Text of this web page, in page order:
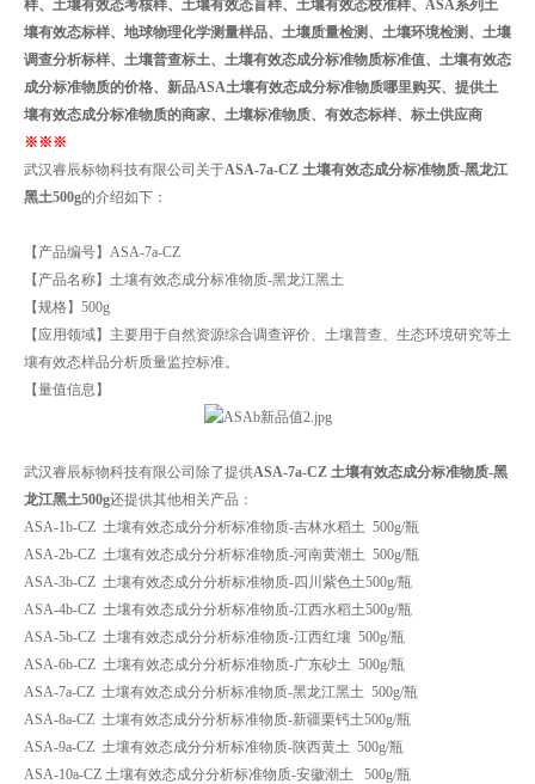
样、土壤有效态考核样、土壤有效态盲样、土壤有效态校准样、ASA系列土
壤有效态标样、地球物理化学测量样品、土壤质量检测、土壤环境检测、土壤
调查分析标样、土壤普查标土、土壤有效态成分标准物质标准值、土壤有效态
成分标准物质的价格、新品ASA土壤有效态成分标准物质哪里购买、提供土
壤有效态成分标准物质的商家、土壤标准物质、有效态标样、标土供应商
※※※
武汉睿辰标物科技有限公司关于ASA-7a-CZ 土壤有效态成分标准物质-黑龙江
黑土500g的介绍如下：
【产品编号】ASA-7a-CZ
【产品名称】 土壤有效态成分标准物质-黑龙江黑土
【规格】 500g
【应用领域】 主要用于自然资源综合调查评价、土壤普查、生态环境研究等土
壤有效态样品分析质量监控标准。
【量值信息】
武汉睿辰标物科技有限公司除了提供ASA-7a-CZ 土壤有效态成分标准物质-黑
龙江黑土500g还提供其他相关产品：
ASA-1b-CZ 土壤有效态成分分析标准物质-吉林水稻土 500g/瓶
ASA-2b-CZ 土壤有效态成分分析标准物质-河南黄潮土 500g/瓶
ASA-3b-CZ 土壤有效态成分分析标准物质-四川紫色土500g/瓶
ASA-4b-CZ 土壤有效态成分分析标准物质-江西水稻土500g/瓶
ASA-5b-CZ 土壤有效态成分分析标准物质-江西红壤 500g/瓶
ASA-6b-CZ 土壤有效态成分分析标准物质-广东砂土 500g/瓶
ASA-7a-CZ 土壤有效态成分分析标准物质-黑龙江黑土 500g/瓶
ASA-8a-CZ 土壤有效态成分分析标准物质-新疆栗钙土500g/瓶
ASA-9a-CZ 土壤有效态成分分析标准物质-陕西黄土 500g/瓶
ASA-10a-CZ 土壤有效态成分分析标准物质-安徽潮土 500g/瓶